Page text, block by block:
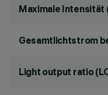
Maximale Intensität
Gesamtlichtstrom
Light output ratio